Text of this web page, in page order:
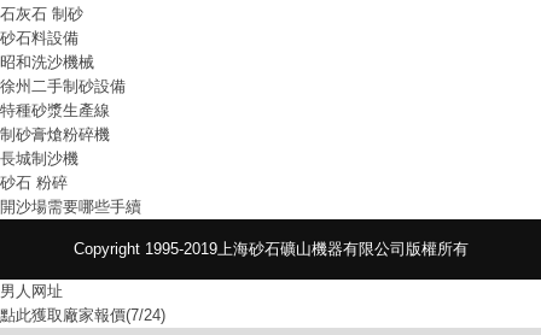
石灰石 制砂
砂石料設備
昭和洗沙機械
徐州二手制砂設備
特種砂漿生產線
制砂膏熗粉碎機
長城制沙機
砂石 粉碎
開沙場需要哪些手續
Copyright 1995-2019上海砂石礦山機器有限公司版權所有
男人网址
點此獲取廠家報價(7/24)